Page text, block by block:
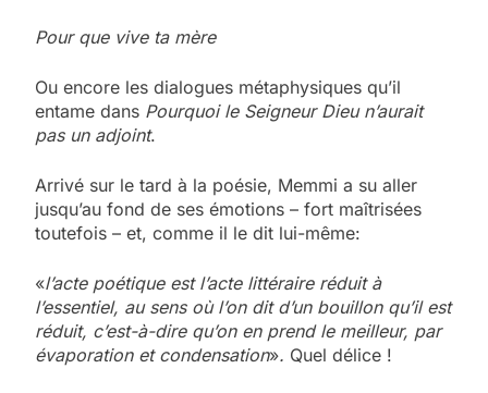
Pour que vive ta mère
Ou encore les dialogues métaphysiques qu’il
entame dans Pourquoi le Seigneur Dieu n’aurait
pas un adjoint.
Arrivé sur le tard à la poésie, Memmi a su aller
jusqu’au fond de ses émotions – fort maîtrisées
toutefois – et, comme il le dit lui-même:
«l’acte poétique est l’acte littéraire réduit à
l’essentiel, au sens où l’on dit d’un bouillon qu’il est
réduit, c’est-à-dire qu’on en prend le meilleur, par
évaporation et condensation». Quel délice !